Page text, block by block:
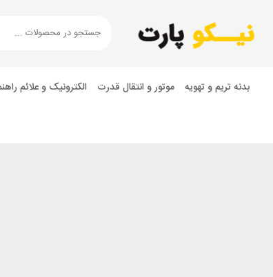
بدنه تریم و تهویه موتور و انتقال قدرت الکترونیک و علائم